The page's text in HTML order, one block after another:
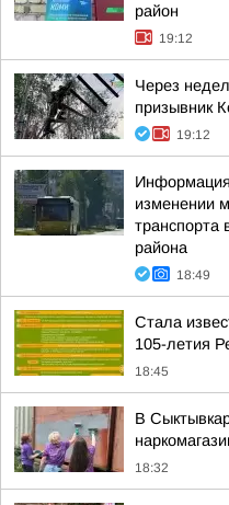
район
19:12
Через
призывник
19:12
изменении
транспорта
района
18:49
Стала
105-летия
18:45
В
18:32